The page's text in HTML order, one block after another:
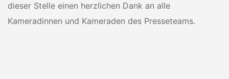
dieser Stelle einen herzlichen Dank an alle
Kameradinnen und Kameraden des Presseteams.